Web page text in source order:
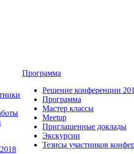
Программа
Решение конференции
Программа
Мастер классы
Meetup
Приглашенные доклады
Экскурсии
Тезисы участников